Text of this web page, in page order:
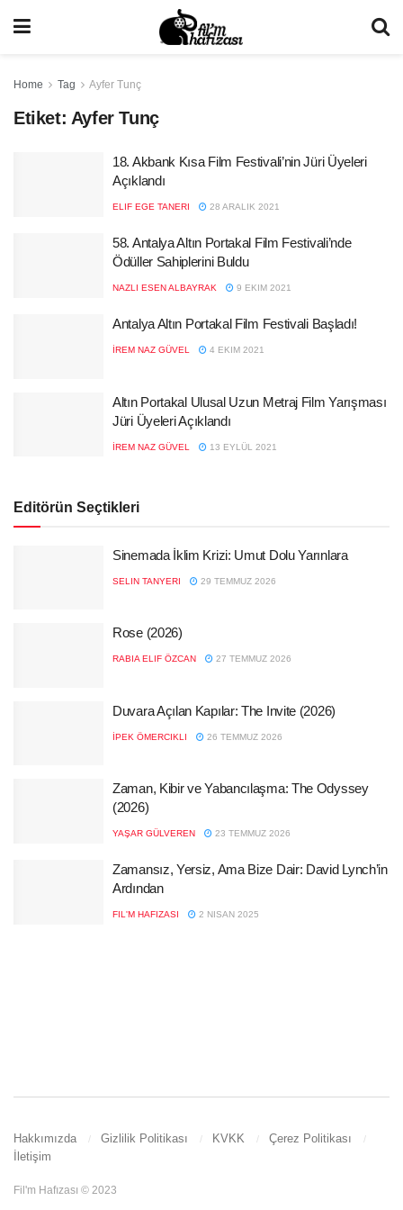
Home Tag Ayfer Tunç
Etiket: Ayfer Tunç
18. Akbank Kısa Film Festivali’nin Jüri Üyeleri
Açıklandı
ELIF EGE TANERI 28 ARALIK 2021
58. Antalya Altın Portakal Film Festivali’nde
Ödüller Sahiplerini Buldu
NAZLI ESEN ALBAYRAK 9 EKIM 2021
Antalya Altın Portakal Film Festivali Başladı!
İREM NAZ GÜVEL 4 EKIM 2021
Altın Portakal Ulusal Uzun Metraj Film Yarışması
Jüri Üyeleri Açıklandı
İREM NAZ GÜVEL 13 EYLÜL 2021
Editörün Seçtikleri
Sinemada İklim Krizi: Umut Dolu Yarınlara
SELIN TANYERI 29 TEMMUZ 2026
Rose (2026)
RABIA ELIF ÖZCAN 27 TEMMUZ 2026
Duvara Açılan Kapılar: The Invite (2026)
İPEK ÖMERCIKLI 26 TEMMUZ 2026
Zaman, Kibir ve Yabancılaşma: The Odyssey
(2026)
YAŞAR GÜLVEREN 23 TEMMUZ 2026
Zamansız, Yersiz, Ama Bize Dair: David Lynch’in
Ardından
FIL'M HAFIZASI 2 NISAN 2025
Hakkımızda Gizlilik Politikası KVKK
Çerez Politikası
İletişim
Fil'm Hafızası © 2023